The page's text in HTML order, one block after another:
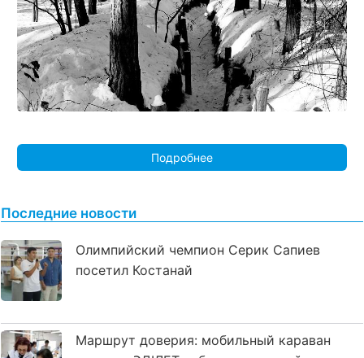
Подробнее
Последние новости
Олимпийский чемпион Серик Сапиев
посетил Костанай
Маршрут доверия: мобильный караван